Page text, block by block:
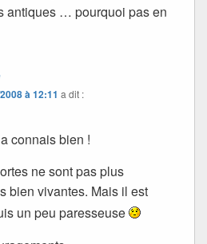
antiques … pourquoi pas en
à 12:11 a dit :
connais bien !
ne sont pas plus
bien vivantes. Mais il est
un peu paresseuse